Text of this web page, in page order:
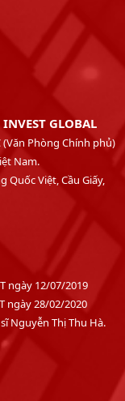
GLOBAL
Phòng Chính phủ)
Nam.
Quốc Việt, Cầu Giấy,
ngày 12/07/2019
ngày 28/02/2020
Nguyễn Thị Thu Hà.